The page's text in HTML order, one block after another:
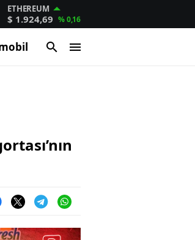
ETHEREUM
$ 1.924,69 % 0,16